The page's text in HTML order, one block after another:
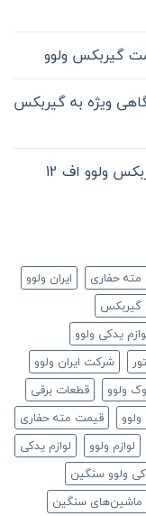
گیربکس ولوو
ویژه به گیربکس
ولوو اف 12
مته حفاری
ایران ولوو
گیربکس
یدکی ولوو
شرکت ایران ولوو
ولوو
قطعات برقی
قیمت مته حفاری
لوازم ولوو
لوازم یدکی
ولوو سنگین
ماشین‌های سنگین